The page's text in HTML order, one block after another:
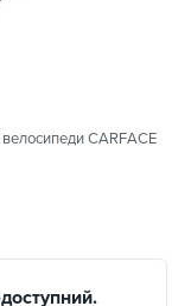
CARFACE